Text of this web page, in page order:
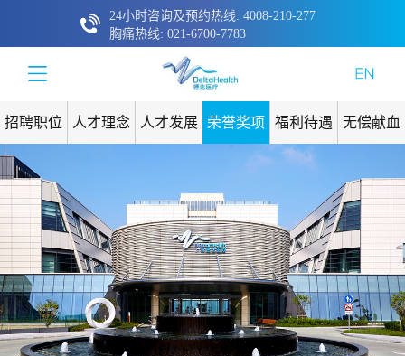
24小时咨询及预约热线: 4008-210-277
胸痛热线: 021-6700-7783
招聘职位 人才理念 人才发展 荣誉奖项 福利待遇 无偿献血